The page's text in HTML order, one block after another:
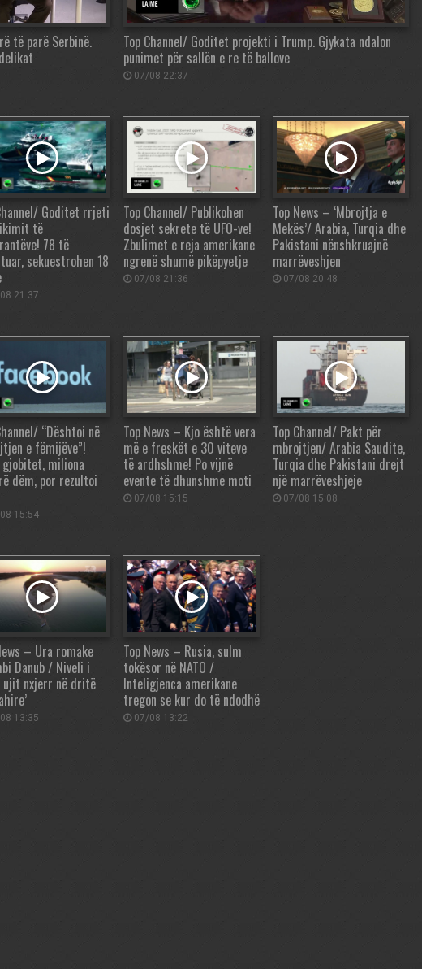
të parë Serbinë.
Top Channel/ Goditet projekti i Trump. Gjykata ndalon
punimet për sallën e re të ballove
07/08 22:37
Goditet rrjeti
të
78 të
sekuestrohen 18
21:37
Top Channel/ Publikohen
dosjet sekrete të UFO-ve!
Zbulimet e reja amerikane
ngrenë shumë pikëpyetje
07/08 21:36
Top News – ‘Mbrojtja e
Mekës’/ Arabia, Turqia dhe
Pakistani nënshkruajnë
marrëveshjen
07/08 20:48
“Dështoi në
e fëmijëve”!
miliona
dëm, por rezultoi
15:54
Top News – Kjo është vera
më e freskët e 30 viteve
të ardhshme! Po vijnë
evente të dhunshme moti
07/08 15:15
Top Channel/ Pakt për
mbrojtjen/ Arabia Saudite,
Turqia dhe Pakistani drejt
një marrëveshjeje
07/08 15:08
– Ura romake
Danub / Niveli i
nxjerr në dritë
13:35
Top News – Rusia, sulm
tokësor në NATO /
Inteligjenca amerikane
tregon se kur do të ndodhë
07/08 13:22